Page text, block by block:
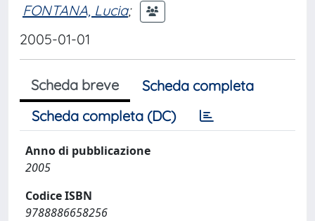
FONTANA, Lucia;
2005-01-01
Scheda breve
Scheda completa
Scheda completa (DC)
Anno di pubblicazione
2005
Codice ISBN
9788886658256